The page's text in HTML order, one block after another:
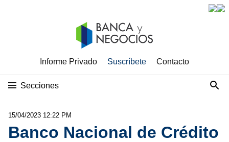
Informe Privado Suscríbete Contacto
Secciones
15/04/2023 12:22 PM
Banco Nacional de Crédito